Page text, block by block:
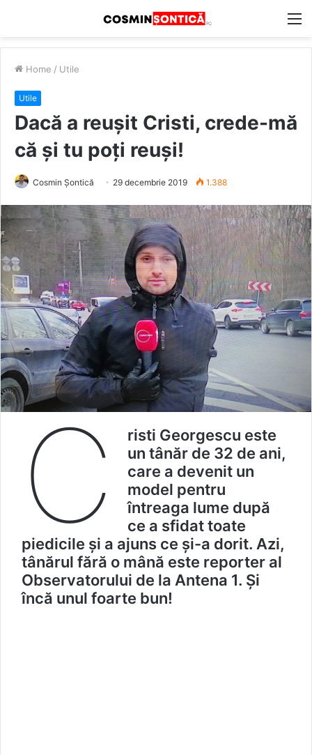
Home / Utile
Utile
Dacă a reușit Cristi, crede-mă
că și tu poți reuși!
Cosmin Șontică 29 decembrie 2019 1.388
C
risti Georgescu este
un tânăr de 32 de ani,
care a devenit un
model pentru
întreaga lume după
ce a sfidat toate
piedicile și a ajuns ce și-a dorit. Azi,
tânărul fără o mână este reporter al
Observatorului de la Antena 1. Și
încă unul foarte bun!